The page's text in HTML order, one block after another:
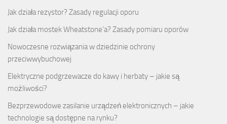
Jak działa rezystor? Zasady regulacji oporu
Jak działa mostek Wheatstone’a? Zasady pomiaru oporów
Nowoczesne rozwiązania w dziedzinie ochrony
przeciwwybuchowej
Elektryczne podgrzewacze do kawy i herbaty – jakie są
możliwości?
Bezprzewodowe zasilanie urządzeń elektronicznych – jakie
technologie są dostępne na rynku?